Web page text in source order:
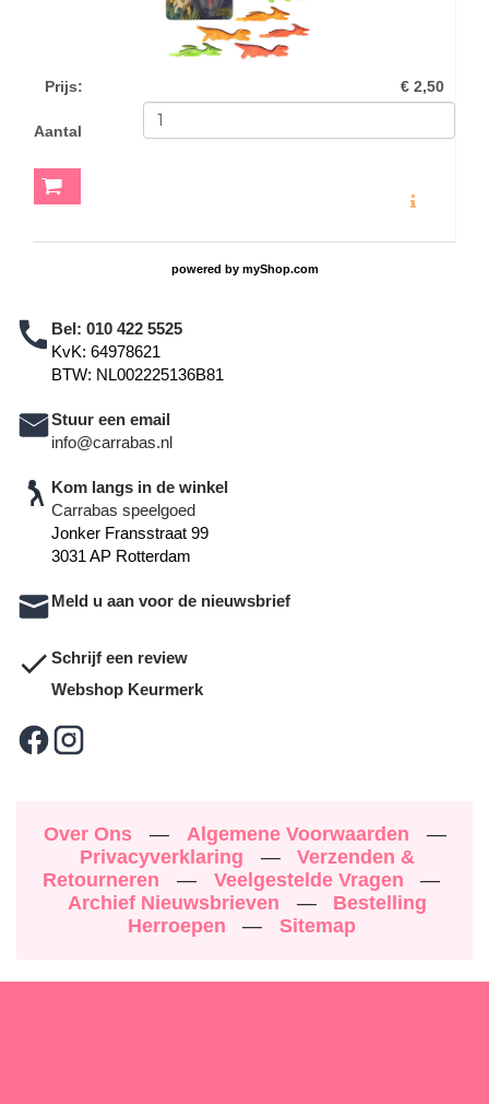
Prijs: € 2,50
Aantal
powered by myShop.com
Bel: 010 422 5525
KvK: 64978621
BTW: NL002225136B81
Stuur een email
info@carrabas.nl
Kom langs in de winkel
Carrabas speelgoed
Jonker Fransstraat 99
3031 AP Rotterdam
Meld u aan voor de nieuwsbrief
Schrijf een review
Webshop Keurmerk
Over Ons — Algemene Voorwaarden
—
Privacyverklaring
—
Verzenden &
Retourneren
— Veelgestelde Vragen
—
Archief Nieuwsbrieven
—
Bestelling
Herroepen
— Sitemap